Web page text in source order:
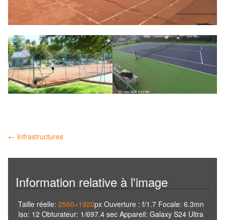
Navigation
articles
← Infrastructures
Information relative à l'image
Taille réelle: 2560×1920px Ouverture : f/1.7 Focale: 6.3mn
Iso: 12 Obturateur: 1/697.4 sec Appareil: Galaxy S24 Ultra